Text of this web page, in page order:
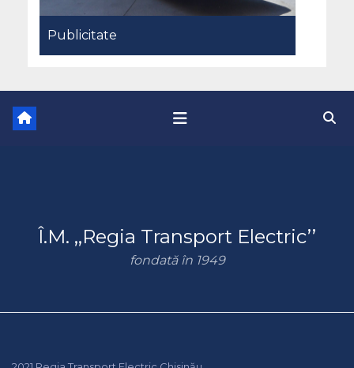
Publicitate
Î.M. ,,Regia Transport Electric’’
fondată în 1949